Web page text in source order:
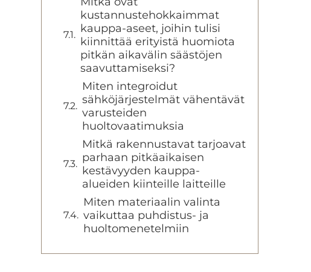
kustannustehokkaimmat
kauppa-aseet, joihin tulisi
kiinnittää erityistä huomiota
pitkän aikavälin säästöjen
saavuttamiseksi?
Miten integroidut
sähköjärjestelmät vähentävät
varusteiden
huoltovaatimuksia
Mitkä rakennustavat tarjoavat
parhaan pitkäaikaisen
kestävyyden kauppa-
alueiden kiinteille laitteille
Miten materiaalin valinta
vaikuttaa puhdistus- ja
huoltomenetelmiin